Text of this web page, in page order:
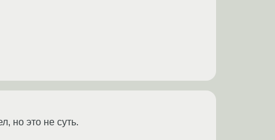
но это не суть.